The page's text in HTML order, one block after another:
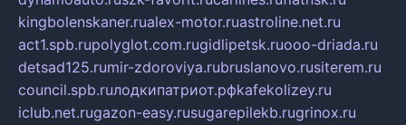
kingbolenskaner.rualex-motor.ruastroline.net.ru
act1.spb.rupolyglot.com.rugidlipetsk.ruooo-driada.ru
detsad125.rumir-zdoroviya.rubruslanovo.rusiterem.ru
council.spb.ruлодкипатриот.рфkafekolizey.ru
iclub.net.rugazon-easy.rusugarepilekb.rugrinox.ru